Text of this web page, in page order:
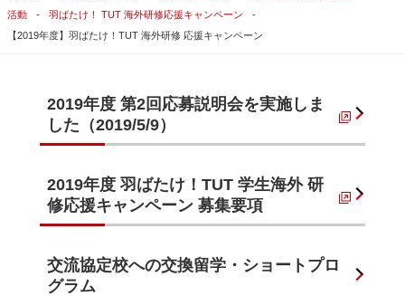
活動
羽ばたけ！ TUT 海外研修応援キャンペーン
【2019年度】羽ばたけ！TUT 海外研修 応援キャンペーン
2019年度 第2回応募説明会を実施しま
した（2019/5/9）
2019年度 羽ばたけ！TUT 学生海外 研
修応援キャンペーン 募集要項
交流協定校への交換留学・ショートプロ
グラム